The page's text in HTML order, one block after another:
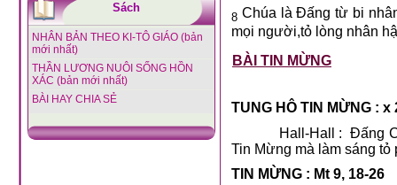
Sách
NHÂN BẢN THEO KI-TÔ GIÁO (bản
mới nhất)
THẦN LƯƠNG NUÔI SỐNG HỒN
XÁC (bản mới nhất)
BÀI HAY CHIA SẺ
8 Chúa là Đấng từ bi
mọi người,tỏ lòng nhân
BÀI TIN MỪNG
TUNG HÔ TIN MỪNG : x
Hall-Hall : Đấng
Tin Mừng mà làm sáng
TIN MỪNG : Mt 9, 18-26